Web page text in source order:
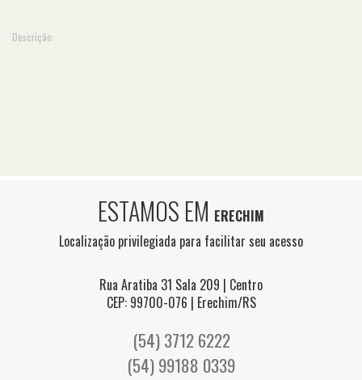
Descrição:
ESTAMOS EM ERECHIM
Localização privilegiada para facilitar seu acesso
Rua Aratiba 31 Sala 209 | Centro
CEP: 99700-076 | Erechim/RS
(54) 3712 6222
(54) 99188 0339